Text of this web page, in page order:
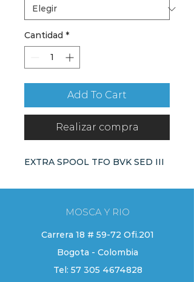
Cantidad *
Add To Cart
Realizar compra
EXTRA SPOOL TFO BVK SED III
MOSCA Y RIO
Carrera 18 # 59-72 Ofi.201
Bogota - Colombia
Tel: 57 305 4674828